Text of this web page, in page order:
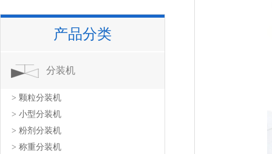
产品分类
分装机
> 颗粒分装机
> 小型分装机
> 粉剂分装机
> 称重分装机